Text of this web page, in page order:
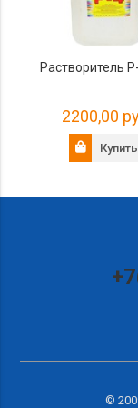
Растворитель
2200,00
Купить
©